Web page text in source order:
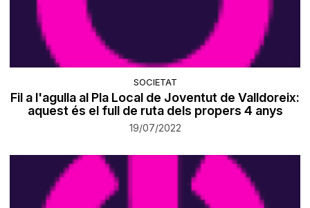
SOCIETAT
Fil a l'agulla al Pla Local de Joventut de Valldoreix:
aquest és el full de ruta dels propers 4 anys
19/07/2022